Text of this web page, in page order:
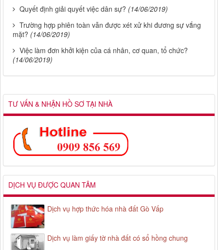
Quyết định giải quyết việc dân sự? (14/06/2019)
Trường hợp phiên toàn vẫn được xét xử khi đương sự vắng
mặt? (14/06/2019)
Việc làm đơn khởi kiện của cá nhân, cơ quan, tổ chức?
(14/06/2019)
TƯ VẤN & NHẬN HỒ SƠ TẠI NHÀ
DỊCH VỤ ĐƯỢC QUAN TÂM
Dịch vụ hợp thức hóa nhà đất Gò Vấp
Dịch vụ làm giấy tờ nhà đất có sổ hồng chung